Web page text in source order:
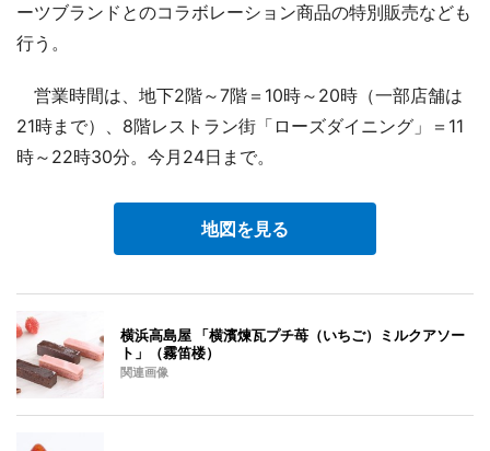
ーツブランドとのコラボレーション商品の特別販売なども
行う。
営業時間は、地下2階～7階＝10時～20時（一部店舗は
21時まで）、8階レストラン街「ローズダイニング」＝11
時～22時30分。今月24日まで。
地図を見る
横浜高島屋 「横濱煉瓦プチ苺（いちご）ミルクアソー
ト」（霧笛楼）
関連画像